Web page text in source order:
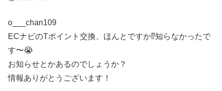
o___chan109
ECナビのTポイント交換、ほんとですか⁉️知らなかったで
す〜😭
お知らせとかあるのでしょうか？
情報ありがとうございます！